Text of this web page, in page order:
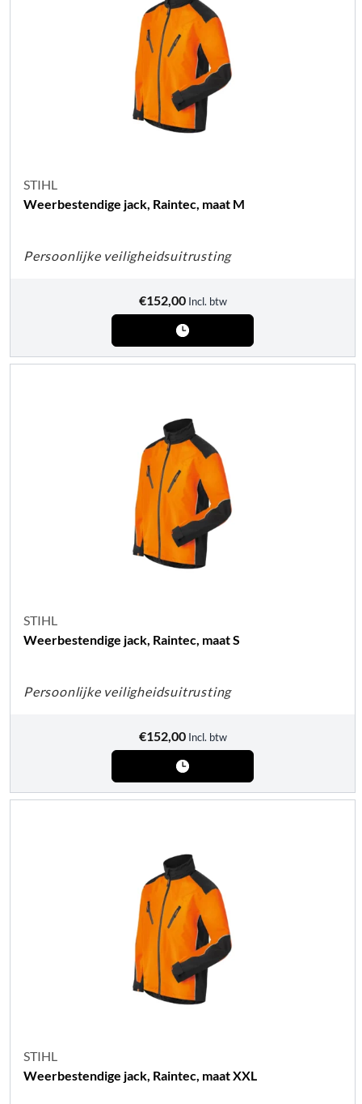
STIHL
Weerbestendige jack, Raintec, maat M
Persoonlijke veiligheidsuitrusting
€152,00 Incl. btw
STIHL
Weerbestendige jack, Raintec, maat S
Persoonlijke veiligheidsuitrusting
€152,00 Incl. btw
STIHL
Weerbestendige jack, Raintec, maat XXL